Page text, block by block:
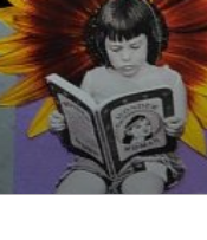
Skip
to
content